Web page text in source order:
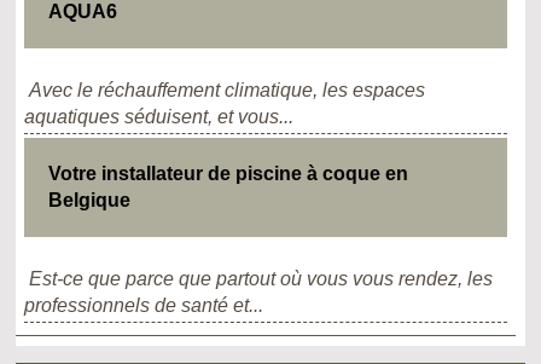
AQUA6
Avec le réchauffement climatique, les espaces
aquatiques séduisent, et vous...
Votre installateur de piscine à coque en
Belgique
Est-ce que parce que partout où vous vous rendez, les
professionnels de santé et...